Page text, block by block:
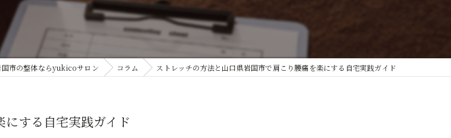
プライベートサロン
国市の整体ならyukicoサロン コラム ストレッチの方法と山口県岩国市で肩こり腰痛を楽にする自宅実践ガイド
する自宅実践ガイド